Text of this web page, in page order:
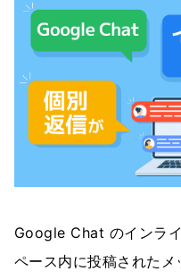
Google Chat のインラ
ペース内に投稿された